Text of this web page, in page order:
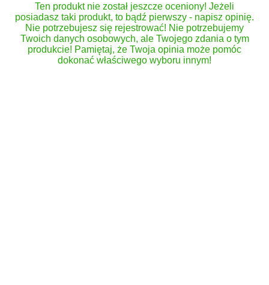
Ten produkt nie został jeszcze oceniony! Jeżeli
posiadasz taki produkt, to bądź pierwszy - napisz opinię.
Nie potrzebujesz się rejestrować! Nie potrzebujemy
Twoich danych osobowych, ale Twojego zdania o tym
produkcie! Pamiętaj, że Twoja opinia może pomóc
dokonać właściwego wyboru innym!